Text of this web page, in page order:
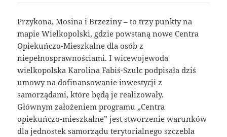
Przykona, Mosina i Brzeziny – to trzy punkty na
mapie Wielkopolski, gdzie powstaną nowe Centra
Opiekuńczo-Mieszkalne dla osób z
niepełnosprawnościami. I wicewojewoda
wielkopolska Karolina Fabiś-Szulc podpisała dziś
umowy na dofinansowanie inwestycji z
samorządami, które będą je realizowały.
Głównym założeniem programu „Centra
opiekuńczo-mieszkalne” jest stworzenie warunków
dla jednostek samorządu terytorialnego szczebla